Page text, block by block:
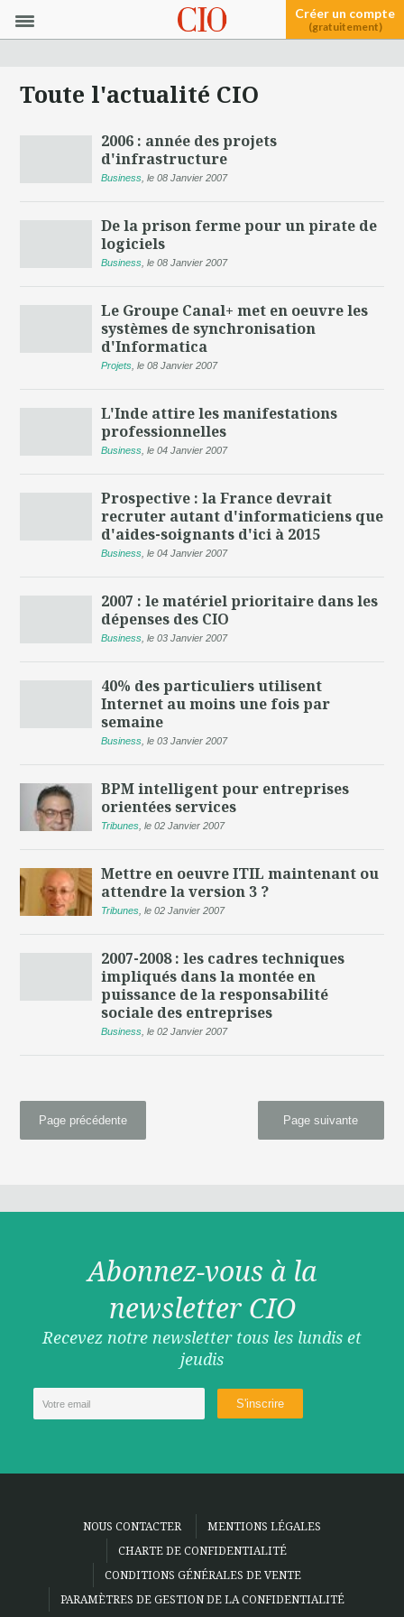
Créer un compte
(gratuitement)
Toute l'actualité CIO
2006 : année des projets
d'infrastructure
Business ,le 08 Janvier 2007
De la prison ferme pour un pirate de
logiciels
Business ,le 08 Janvier 2007
Le Groupe Canal+ met en oeuvre les
systèmes de synchronisation
d'Informatica
Projets ,le 08 Janvier 2007
L'Inde attire les manifestations
professionnelles
Business ,le 04 Janvier 2007
Prospective : la France devrait
recruter autant d'informaticiens que
d'aides-soignants d'ici à 2015
Business ,le 04 Janvier 2007
2007 : le matériel prioritaire dans les
dépenses des CIO
Business ,le 03 Janvier 2007
40% des particuliers utilisent
Internet au moins une fois par
semaine
Business ,le 03 Janvier 2007
BPM intelligent pour entreprises
orientées services
Tribunes ,le 02 Janvier 2007
Mettre en oeuvre ITIL maintenant ou
attendre la version 3 ?
Tribunes ,le 02 Janvier 2007
2007-2008 : les cadres techniques
impliqués dans la montée en
puissance de la responsabilité
sociale des entreprises
Business ,le 02 Janvier 2007
Page suivante
Page précédente
Abonnez-vous à la
newsletter CIO
Recevez notre newsletter tous les lundis et
jeudis
NOUS CONTACTER
MENTIONS LÉGALES
CHARTE DE CONFIDENTIALITÉ
CONDITIONS GÉNÉRALES DE VENTE
PARAMÈTRES DE GESTION DE LA CONFIDENTIALITÉ